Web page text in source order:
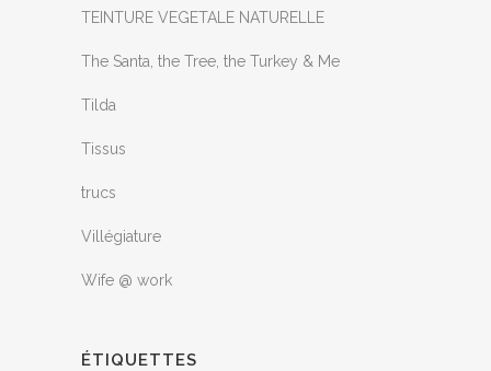
TEINTURE VEGETALE NATURELLE
The Santa, the Tree, the Turkey & Me
Tilda
Tissus
trucs
Villégiature
Wife @ work
ÉTIQUETTES